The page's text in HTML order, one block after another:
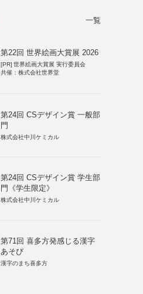
一覧
第22回 世界絵画大賞展 2026
[PR] 世界絵画大賞展 実行委員会
共催：株式会社世界堂
第24回 CSデザイン賞 一般部
門
株式会社中川ケミカル
第24回 CSデザイン賞 学生部
門《学生限定》
株式会社中川ケミカル
第71回 喜多方発感じる漢字
あそび
漢字のまち喜多方